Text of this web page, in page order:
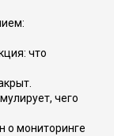
что
чего
о мониторинге